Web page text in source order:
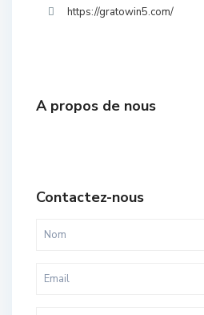
https://gratowin5.com/
A propos de nous
Contactez-nous